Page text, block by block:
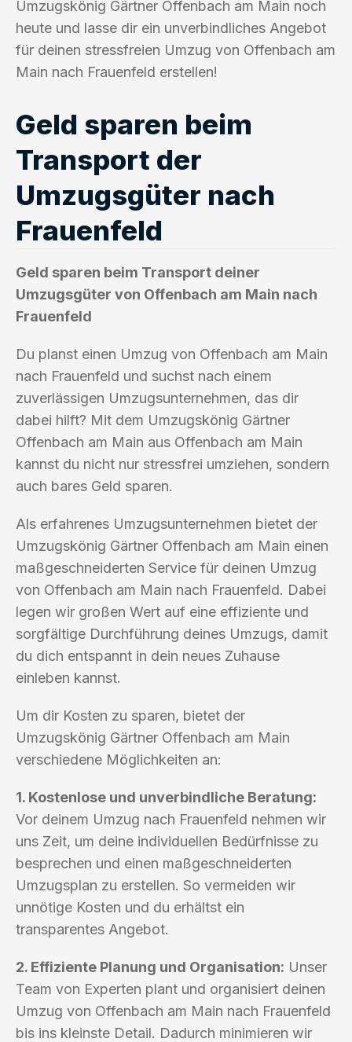
Umzugskönig Gärtner Offenbach am Main noch
heute und lasse dir ein unverbindliches Angebot
für deinen stressfreien Umzug von Offenbach am
Main nach Frauenfeld erstellen!
Geld sparen beim
Transport der
Umzugsgüter nach
Frauenfeld
Geld sparen beim Transport deiner
Umzugsgüter von Offenbach am Main nach
Frauenfeld
Du planst einen Umzug von Offenbach am Main
nach Frauenfeld und suchst nach einem
zuverlässigen Umzugsunternehmen, das dir
dabei hilft? Mit dem Umzugskönig Gärtner
Offenbach am Main aus Offenbach am Main
kannst du nicht nur stressfrei umziehen, sondern
auch bares Geld sparen.
Als erfahrenes Umzugsunternehmen bietet der
Umzugskönig Gärtner Offenbach am Main einen
maßgeschneiderten Service für deinen Umzug
von Offenbach am Main nach Frauenfeld. Dabei
legen wir großen Wert auf eine effiziente und
sorgfältige Durchführung deines Umzugs, damit
du dich entspannt in dein neues Zuhause
einleben kannst.
Um dir Kosten zu sparen, bietet der
Umzugskönig Gärtner Offenbach am Main
verschiedene Möglichkeiten an:
1. Kostenlose und unverbindliche Beratung:
Vor deinem Umzug nach Frauenfeld nehmen wir
uns Zeit, um deine individuellen Bedürfnisse zu
besprechen und einen maßgeschneiderten
Umzugsplan zu erstellen. So vermeiden wir
unnötige Kosten und du erhältst ein
transparentes Angebot.
2. Effiziente Planung und Organisation: Unser
Team von Experten plant und organisiert deinen
Umzug von Offenbach am Main nach Frauenfeld
bis ins kleinste Detail. Dadurch minimieren wir